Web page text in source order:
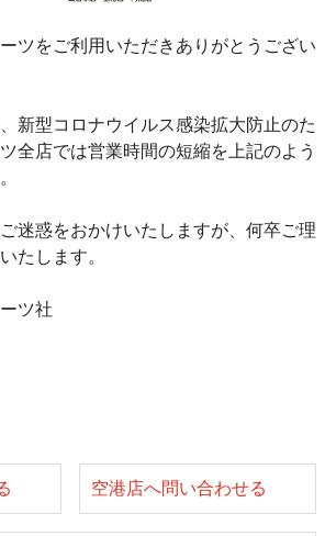
ツをご利用いただきありがとうござい
新型コロナウイルス感染拡大防止のた
全店では営業時間の短縮を上記のよう
迷惑をおかけいたしますが、何卒ご理
たします。
ツ社
空港店へ問い合わせる